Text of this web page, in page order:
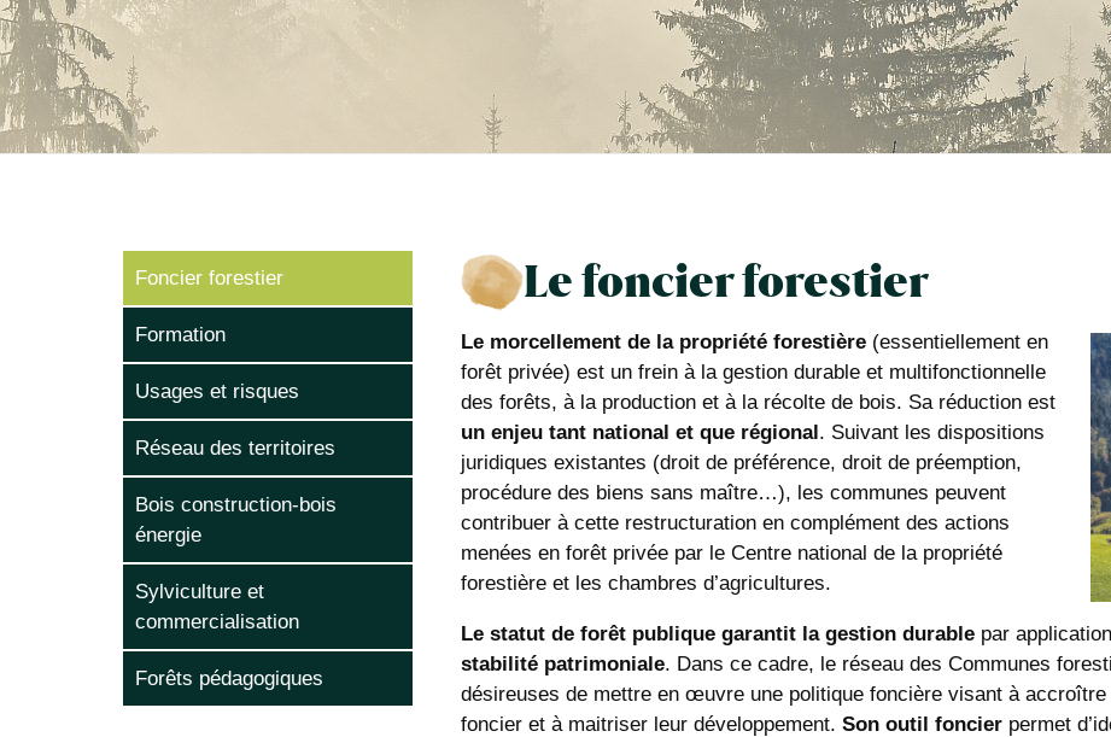
Foncier forestier
Formation
Usages et risques
Réseau des territoires
Bois construction-bois
énergie
Sylviculture et
commercialisation
Forêts pédagogiques
Le foncier forestier
Le morcellement de la propriété forestière (essentiellement en
forêt privée) est un frein à la gestion durable et multifonctionnelle
des forêts, à la production et à la récolte de bois. Sa réduction est
un enjeu tant national et que régional. Suivant les dispositions
juridiques existantes (droit de préférence, droit de préemption,
procédure des biens sans maître…), les communes peuvent
contribuer à cette restructuration en complément des actions
menées en forêt privée par le Centre national de la propriété
forestière et les chambres d’agricultures.
Le statut de forêt publique garantit la gestion durable par
stabilité patrimoniale. Dans ce cadre, le réseau des Communes
désireuses de mettre en œuvre une politique foncière visant à
foncier et à maitriser leur développement. Son outil foncier permet